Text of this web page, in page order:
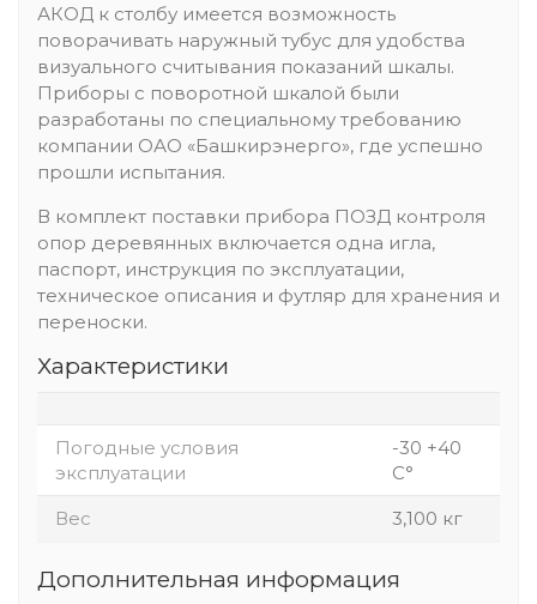
АКОД к столбу имеется возможность
поворачивать наружный тубус для удобства
визуального считывания показаний шкалы.
Приборы с поворотной шкалой были
разработаны по специальному требованию
компании ОАО «Башкирэнерго», где успешно
прошли испытания.
В комплект поставки прибора ПОЗД контроля
опор деревянных включается одна игла,
паспорт, инструкция по эксплуатации,
техническое описания и футляр для хранения и
переноски.
Характеристики
Погодные условия
эксплуатации
-30 +40
С°
Вес
3,100 кг
Дополнительная информация